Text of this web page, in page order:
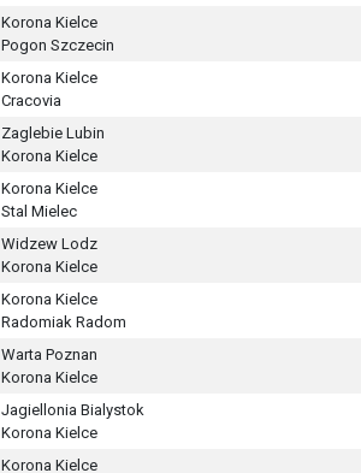
Korona Kielce
Pogon Szczecin
Korona Kielce
Cracovia
Zaglebie Lubin
Korona Kielce
Korona Kielce
Stal Mielec
Widzew Lodz
Korona Kielce
Korona Kielce
Radomiak Radom
Warta Poznan
Korona Kielce
Jagiellonia Bialystok
Korona Kielce
Korona Kielce